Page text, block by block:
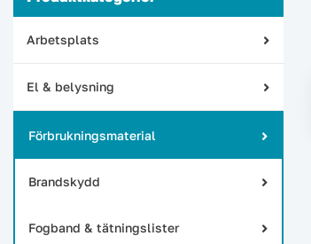
Arbetsplats
El & belysning
Förbrukningsmaterial
Brandskydd
Fogband & tätningslister